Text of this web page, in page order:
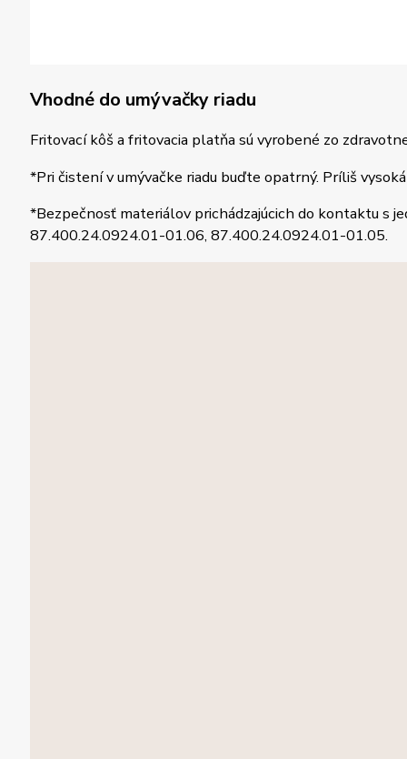
Vhodné do umývačky riadu
Fritovací kôš a fritovacia platňa sú vyrobené zo
*Pri čistení v umývačke riadu buďte opatrný. Príliš
*Bezpečnosť materiálov prichádzajúcich do kontaktu s
87.400.24.0924.01-01.06, 87.400.24.0924.01-01.05.